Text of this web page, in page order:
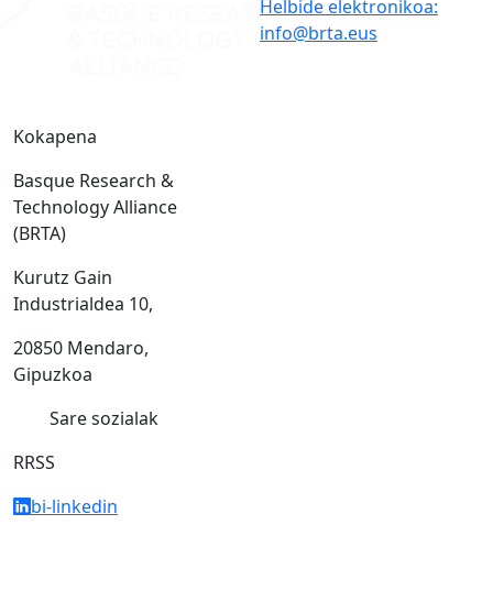
Kokapena
Basque Research &
Technology Alliance
(BRTA)
Kurutz Gain
Industrialdea 10,
20850 Mendaro,
Gipuzkoa
Helbide elektronikoa:
info@brta.eus
Sare sozialak
RRSS
bi-linkedin